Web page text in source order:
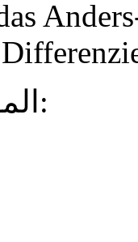
المؤلف / المؤلفة: